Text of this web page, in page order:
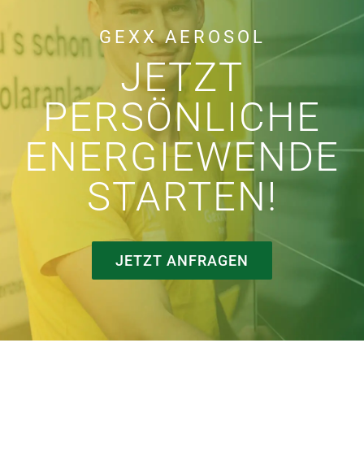
GEXX AEROSOL
JETZT
PERSÖNLICHE
ENERGIEWENDE
STARTEN!
JETZT ANFRAGEN